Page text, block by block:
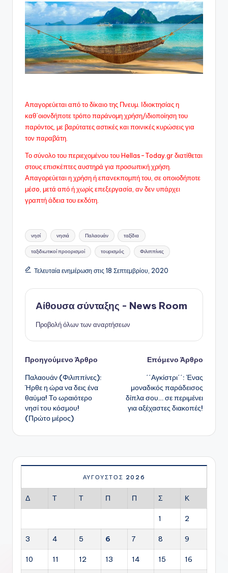
Απαγορεύεται από το δίκαιο της Πνευμ. Ιδιοκτησίας η
καθ΄οιονδήποτε τρόπο παράνομη χρήση/ιδιοποίηση του
παρόντος, με βαρύτατες αστικές και ποινικές κυρώσεις για
τον παραβάτη.
Το σύνολο του περιεχομένου του Hellas-Today.gr διατίθεται
στους επισκέπτες αυστηρά για προσωπική χρήση.
Απαγορεύεται η χρήση ή επανεκπομπή του, σε οποιοδήποτε
μέσo, μετά από ή χωρίς επεξεργασία, αν δεν υπάρχει
γραπτή άδεια του εκδότη.
Ετικέτες:
νησί νησιά Παλαουάν ταξίδια
ταξιδιωτικοί προορισμοί τουρισμός Φιλιππίνες
Τελευταία ενημέρωση στις 18 Σεπτεμβρίου, 2020
Αίθουσα σύνταξης - News Room
Προβολή όλων των αναρτήσεων
Πλοήγηση
δημοσιεύσεων
Προηγούμενο Άρθρο
Παλαουάν (Φιλιππίνες):
Ήρθε η ώρα να δεις ένα
θαύμα! Το ωραιότερο
νησί του κόσμου!
(Πρώτο μέρος)
Επόμενο Άρθρο
΄΄Αγκίστρι΄΄: Ένας
μοναδικός παράδεισος
δίπλα σου… σε περιμένει
για αξέχαστες διακοπές!
ΑΎΓΟΥΣΤΟΣ 2026
Δ Τ Τ Π Π Σ Κ
1 2
3 4 5 6 7 8 9
10 11 12 13 14 15 16